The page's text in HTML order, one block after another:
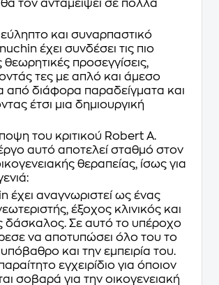
τον ανταµείψει σε πολλά
και συναρπαστικό
έχει συνδέσει τις πιο
θεωρητικές προσεγγίσεις,
τες µε απλό και άµεσο
από διάφορα παραδείγµατα και
έτσι µια δηµιουργική
του κριτικού Robert A.
αυτό αποτελεί σταθµό στον
θεραπείας, ίσως για
έχει αναγνωριστεί ως ένας
έξοχος κλινικός και
δάσκαλος. Σε αυτό το υπέροχο
να αποτυπώσει όλο του το
και την εµπειρία του.
εγχειρίδιο για όποιον
σοβαρά για την οικογενειακή